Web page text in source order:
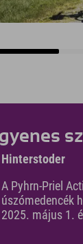
Hinterstoder
A Pyhrn-Priel
úszómedencék
2025. május 1.